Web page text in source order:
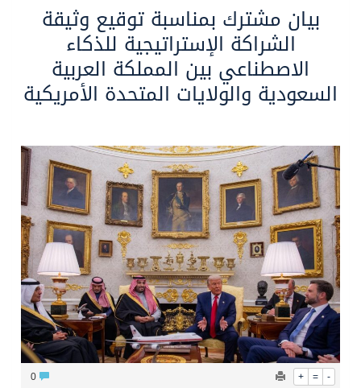
محافظ عفيف يؤدي صلاة عيد الأضحى
بيان مشترك بمناسبة توقيع وثيقة
الشراكة الإستراتيجية للذكاء
الاصطناعي بين المملكة العربية
السعودية والولايات المتحدة الأمريكية
+ = -